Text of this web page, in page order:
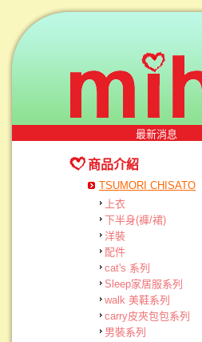
最新消息
商品介紹
TSUMORI CHISATO
上衣
下半身(褲/裙)
洋裝
配件
cat's 系列
Sleep家居服系列
walk 美鞋系列
carry皮夾包包系列
男裝系列